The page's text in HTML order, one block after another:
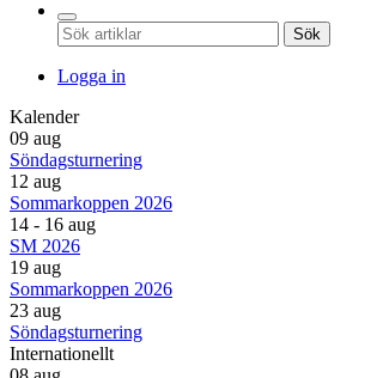
Sök
Logga in
Kalender
09 aug
Söndagsturnering
12 aug
Sommarkoppen 2026
14 - 16 aug
SM 2026
19 aug
Sommarkoppen 2026
23 aug
Söndagsturnering
Internationellt